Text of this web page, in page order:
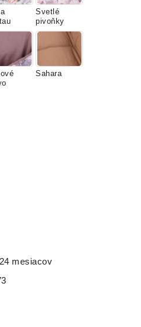
Svetlé
pivoňky
Sahara
24 mesiacov